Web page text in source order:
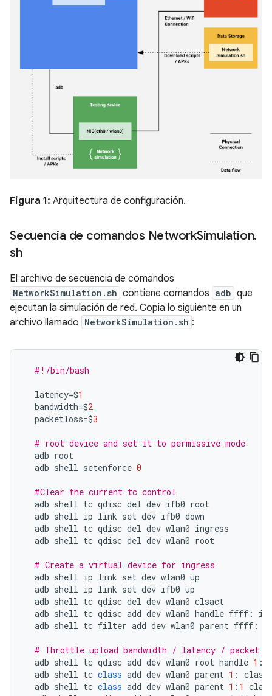
Figura 1: Arquitectura de configuración.
Secuencia de comandos NetworkSimulation.
sh
El archivo de secuencia de comandos
NetworkSimulation.sh contiene comandos adb que
ejecutan la simulación de red. Copia lo siguiente en un
archivo llamado NetworkSimulation.sh :
#!/bin/bash
latency=$1
bandwidth=$2
packetloss=$3
# root device and set it to permissive mode
adb root
adb shell setenforce 0
#Clear the current tc control
adb shell tc qdisc del dev ifb0 root
adb shell ip link set dev ifb0 down
adb shell tc qdisc del dev wlan0 ingress
adb shell tc qdisc del dev wlan0 root
# Create a virtual device for ingress
adb shell ip link set dev wlan0 up
adb shell ip link set dev ifb0 up
adb shell tc qdisc del dev wlan0 clsact
adb shell tc qdisc add dev wlan0 handle ffff :
adb shell tc filter add dev wlan0 parent ffff :
# Throttle upload bandwidth / latency / packet
adb shell tc qdisc add dev wlan0 root handle 1 :
adb shell tc class add dev wlan0 parent 1 :
adb shell tc class add dev wlan0 parent 1 : 1